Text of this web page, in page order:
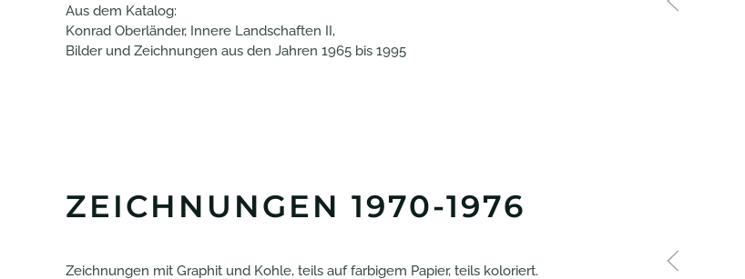
Aus dem Katalog:
Konrad Oberländer, Innere Landschaften II,
Bilder und Zeichnungen aus den Jahren 1965 bis 1995
ZEICHNUNGEN 1970-1976
Zeichnungen mit Graphit und Kohle, teils auf farbigem Papier, teils koloriert.